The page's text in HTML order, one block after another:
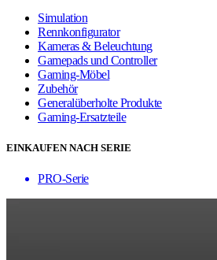
Simulation
Rennkonfigurator
Kameras & Beleuchtung
Gamepads und Controller
Gaming-Möbel
Zubehör
Generalüberholte Produkte
Gaming-Ersatzteile
EINKAUFEN NACH SERIE
PRO-Serie